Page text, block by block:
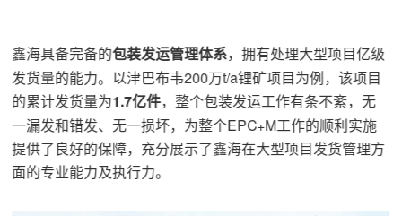
鑫海具备完备的包装发运管理体系，拥有处理大型项目亿级
发货量的能力。以津巴布韦200万t/a锂矿项目为例，该项目
的累计发货量为1.7亿件，整个包装发运工作有条不紊，无
一漏发和错发、无一损坏，为整个EPC+M工作的顺利实施
提供了良好的保障，充分展示了鑫海在大型项目发货管理方
面的专业能力及执行力。